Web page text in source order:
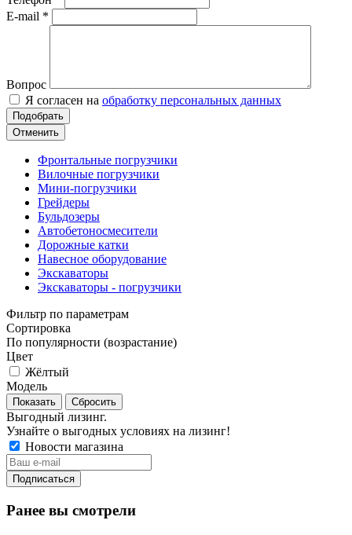
E-mail *
Вопрос
Я согласен на обработку персональных данных
Отменить
Фронтальные погрузчики
Вилочные погрузчики
Мини-погрузчики
Грейдеры
Бульдозеры
Автобетоносмесители
Дорожные катки
Навесное оборудование
Экскаваторы
Экскаваторы - погрузчики
Фильтр по параметрам
Сортировка
По популярности (возрастание)
Цвет
Жёлтый
Модель
Сбросить
Выгодный лизинг.
Узнайте о выгодных условиях на лизинг!
Новости магазина
Ранее вы смотрели